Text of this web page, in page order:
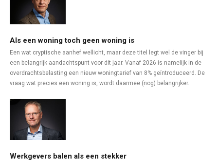
Als een woning toch geen woning is
Een wat cryptische aanhef wellicht, maar deze titel legt wel de vinger bij
een belangrijk aandachtspunt voor dit jaar. Vanaf 2026 is namelijk in de
overdrachtsbelasting een nieuw woningtarief van 8% geïntroduceerd. De
vraag wat precies een woning is, wordt daarmee (nog) belangrijker.
Werkgevers balen als een stekker